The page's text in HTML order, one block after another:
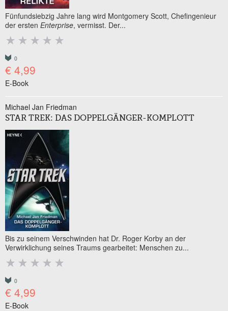
Fünfundsiebzig Jahre lang wird Montgomery Scott, Chefingenieur
der ersten Enterprise, vermisst. Der...
0
€ 4,99
E-Book
Michael Jan Friedman
STAR TREK: DAS DOPPELGÄNGER-KOMPLOTT
Bis zu seinem Verschwinden hat Dr. Roger Korby an der
Verwirklichung seines Traums gearbeitet: Menschen zu...
0
€ 4,99
E-Book